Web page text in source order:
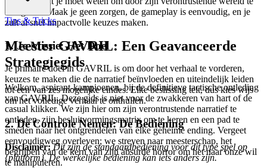
navigeren. Maak je geen zorgen, de gameplay is eenvoudig, en je
zult al snel impactvolle keuzes maken.
1. Je Missie: Het Doel
Je primaire doel in GAVRIL is om door het verhaal te vorderen,
keuzes te maken die de narratief beïnvloeden en uiteindelijk leiden
tot een van zes mogelijke eindes. Elke beslissing telt, dus kies wijs
om het volledige verhaal te onthullen.
2. De Controle Nemen: De Bediening
Disclaimer: Dit zijn de standaardbediening voor dit type spel op
{platform}. De werkelijke bediening kan iets anders zijn.
Tips & Tricks
Meester GAVRIL: Een Geavanceerde
Strategiegids
Welkom, aspirant-kampioenen, bij de definitieve tactische ontleding
van GAVRIL. Deze gids is niet voor de zwakkeren van hart of de
casual klikker. We zijn hier om zijn verontrustende narratief te
ontleden, zijn besluitvormingsmatrix om te keren en een pad te
smeden naar het ontgrendelen van elke geheime ending. Vergeet
eenvoudigweg overleven; we streven naar meesterschap, het
begrijpen van de kern van zijn absurde horror om het naar onze wil
te manipuleren.